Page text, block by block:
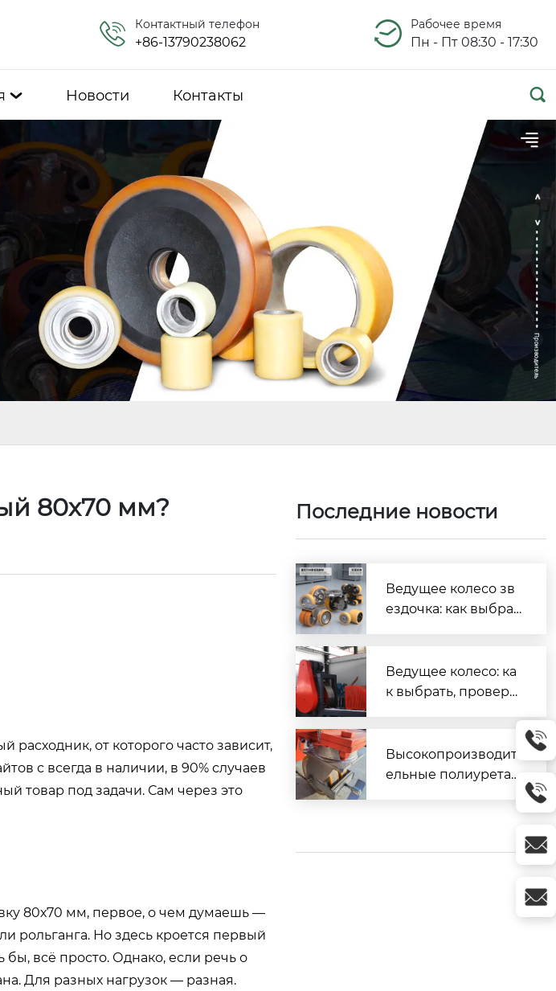
Контактный телефон
+86-13790238062
Рабочее время
Пн - Пт 08:30 - 17:30
 Новости Контакты 
80х70 мм?
от которого часто зависит,
с всегда в наличии, в 90% случаев
товар под задачи. Сам через это
80х70 мм, первое, о чем думаешь —
рольганга. Но здесь кроется первый
всё просто. Однако, если речь о
Для разных нагрузок — разная.
Последние новости
Ведущее колесо зв
ездочка: как выбрат
Ведущее колесо: ка
к выбрать, провери
Высокопроизводит
ельные полиуретан